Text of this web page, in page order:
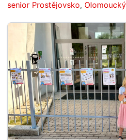
senior Prostějovsko,